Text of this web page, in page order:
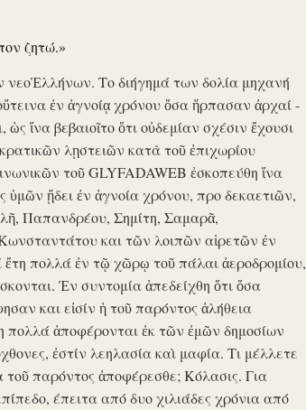
ζητώ.»
Το διήγημά των δολία μηχανή
ἐν ἀγνοίᾳ χρόνου ὅσα ἥρπασαν ἀρχαί -
ἵνα βεβαιοῖτο ὅτι οὐδεμίαν σχέσιν ἔχουσι
λῃστειῶν κατὰ τοῦ ἐπιχωρίου
τοῦ GLYFADAWEB ἐσκοπεύθη ἵνα
ὑμῶν ᾔδει ἐν ἀγνοία χρόνου, προ δεκαετιῶν,
Παπανδρέου, Σημίτη, Σαμαρᾶ,
και τῶν λοιπῶν αἱρετῶν ἐν
πολλά ἐν τῷ χῶρῳ τοῦ πάλαι ἀεροδρομίου,
Ἐν συντομία ἀπεδείχθη ὅτι ὅσα
και εἰσίν ἡ τοῦ παρόντος ἀλήθεια
πολλά ἀποφέρονται ἐκ τῶν ἐμῶν δημοσίων
ἐστίν λεηλασία καὶ μαφία. Τι μέλλετε
τοῦ παρόντος ἀποφέρεσθε; Κόλασις. Για
έπειτα από δυο χιλιάδες χρόνια από